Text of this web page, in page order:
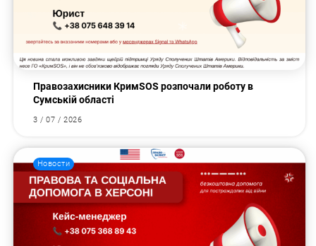
Правозахисники КримSOS розпочали роботу в
Сумській області
3 / 07 / 2026
Новости